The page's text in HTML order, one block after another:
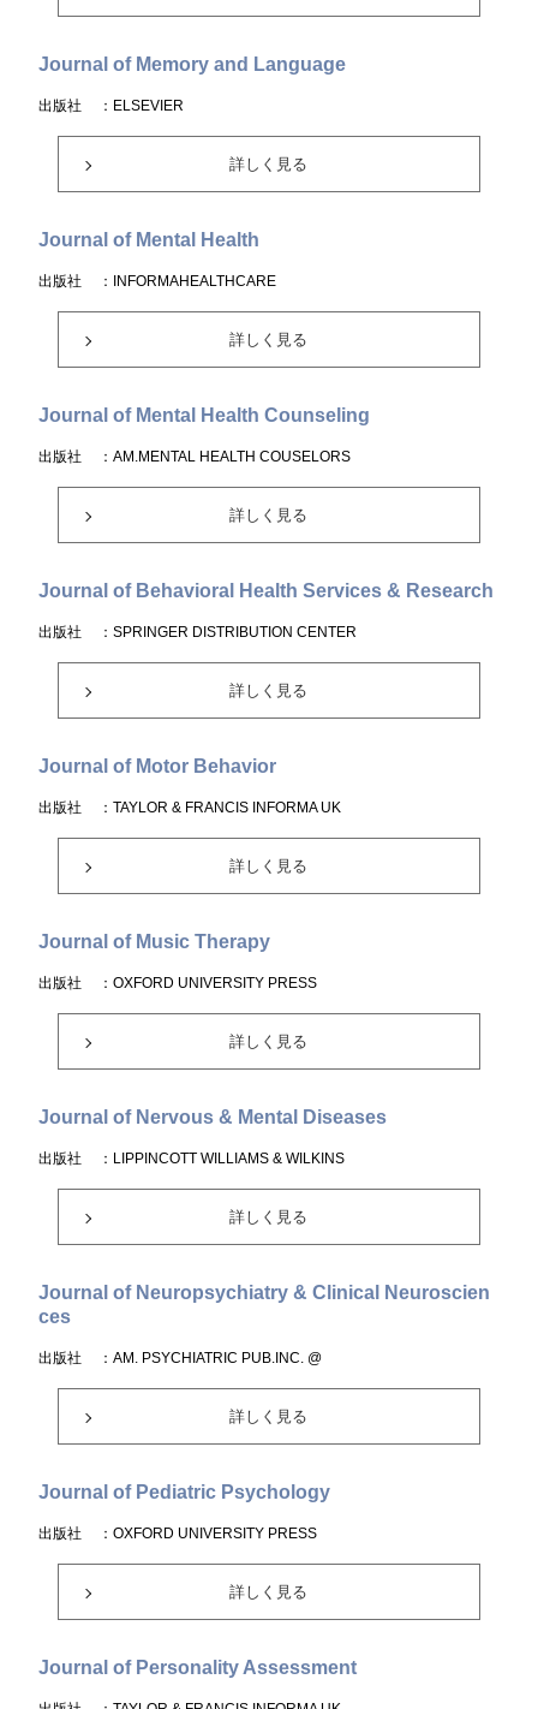
Journal of Memory and Language
出版社 ：ELSEVIER
詳しく見る
Journal of Mental Health
出版社 ：INFORMAHEALTHCARE
詳しく見る
Journal of Mental Health Counseling
出版社 ：AM.MENTAL HEALTH COUSELORS
詳しく見る
Journal of Behavioral Health Services & Research
出版社 ：SPRINGER DISTRIBUTION CENTER
詳しく見る
Journal of Motor Behavior
出版社 ：TAYLOR & FRANCIS INFORMA UK
詳しく見る
Journal of Music Therapy
出版社 ：OXFORD UNIVERSITY PRESS
詳しく見る
Journal of Nervous & Mental Diseases
出版社 ：LIPPINCOTT WILLIAMS & WILKINS
詳しく見る
Journal of Neuropsychiatry & Clinical Neuroscien
ces
出版社 ：AM. PSYCHIATRIC PUB.INC. @
詳しく見る
Journal of Pediatric Psychology
出版社 ：OXFORD UNIVERSITY PRESS
詳しく見る
Journal of Personality Assessment